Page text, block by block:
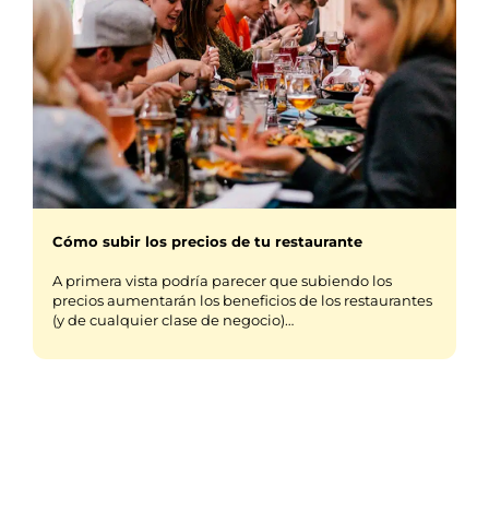
Cómo subir los precios de tu restaurante
A primera vista podría parecer que subiendo los
precios aumentarán los beneficios de los restaurantes
(y de cualquier clase de negocio)…